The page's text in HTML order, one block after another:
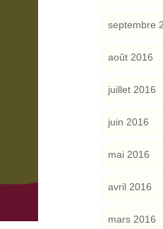
septembre
août 2016
juillet 2016
juin 2016
mai 2016
avril 2016
mars 2016